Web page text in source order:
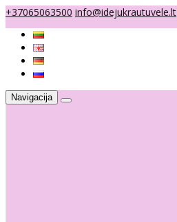
+37065063500 info@idejukrautuvele.lt
Navigacija